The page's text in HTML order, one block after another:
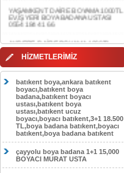
AKDERE DAİRE BOYAMA 1000TL
EV,İŞYERİ BOYA BADANA USTASI
CEBECİ DAİRE BOYAMA 1000TL
EV,İŞYERİ BOYA BADANA USTASI
0554 184 41 66
HASKÖY DAİRE BOYAMA 1000TL
EV,İŞYERİ BOYA BADANA USTASI
0554 184 41 66
GÖLBAŞI DAİRE BOYAMA 1000TL
EV,İŞYERİ BOYA BADANA USTASI
0554 184 41 66
SOKULLU DAİRE BOYAMA 1000TL
EV,İŞYERİ BOYA BADANA USTASI
0554 184 41 66
HİZMETLERİMİZ
batıkent boya,ankara batıkent
boyacı,batıkent boya
badana,batıkent boyacı
ustası,batıkent boya
ustası,batıkent ucuz
boyacı,boyacı batıkent,3+1 18.500
TL,boya badana batıkent,boyacı
batıkent,boya badana batıkent
çayyolu boya badana 1+1 15,000
BOYACI MURAT USTA